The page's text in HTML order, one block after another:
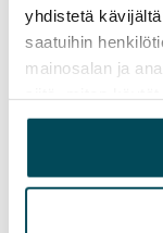
yhdistetä
saatuihin
mainosalan ja
yhdistää näitä
heille tai joita on
palvelujaan.